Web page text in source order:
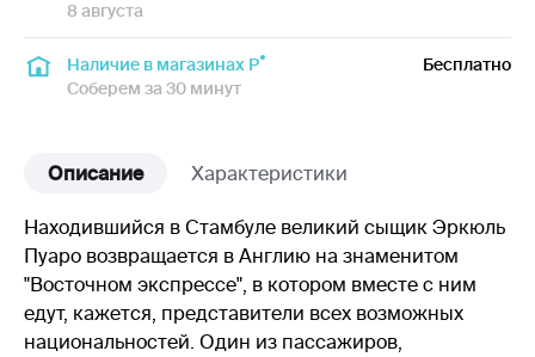
8 августа
Наличие в магазинах Р
Соберем за 30 минут
Бесплатно
Описание Характеристики
Находившийся в Стамбуле великий сыщик Эркюль
Пуаро возвращается в Англию на знаменитом
"Восточном экспрессе", в котором вместе с ним
едут, кажется, представители всех возможных
национальностей. Один из пассажиров,